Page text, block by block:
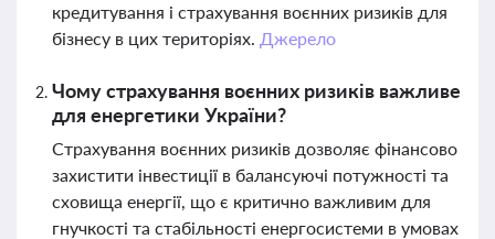
кредитування і страхування воєнних ризиків для
бізнесу в цих територіях. Джерело
Чому страхування воєнних ризиків важливе
для енергетики України?
Страхування воєнних ризиків дозволяє фінансово
захистити інвестиції в балансуючі потужності та
сховища енергії, що є критично важливим для
гнучкості та стабільності енергосистеми в умовах